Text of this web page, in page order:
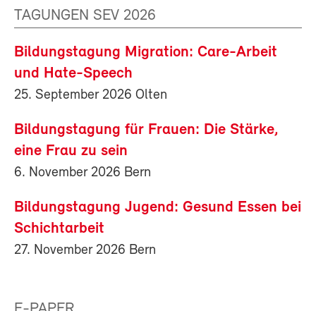
TAGUNGEN SEV 2026
Bildungstagung Migration: Care-Arbeit
und Hate-Speech
25. September 2026 Olten
Bildungstagung für Frauen: Die Stärke,
eine Frau zu sein
6. November 2026 Bern
Bildungstagung Jugend: Gesund Essen bei
Schichtarbeit
27. November 2026 Bern